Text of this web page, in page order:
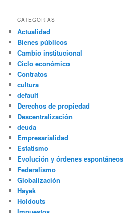
CATEGORÍAS
Actualidad
Bienes públicos
Cambio institucional
Ciclo económico
Contratos
cultura
default
Derechos de propiedad
Descentralización
deuda
Empresarialidad
Estatismo
Evolución y órdenes espontáneos
Federalismo
Globalización
Hayek
Holdouts